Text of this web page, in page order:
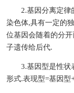
2.基因分离定律的
染色体,具有一定的
位基因会随着的分
子遗传给后代.
3.基因型是性状表
形式.表现型=基因型